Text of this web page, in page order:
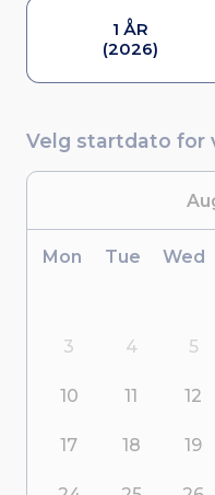
1 ÅR
(2026)
Velg startdato for
Mon Tue Wed
3 4 5
10 11 12
17 18 19